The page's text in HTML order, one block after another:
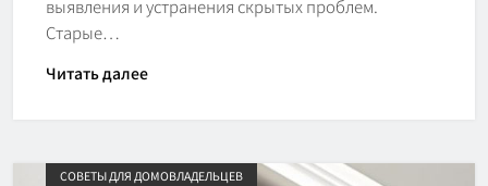
выявления и устранения скрытых проблем.
Старые…
Читать далее
СОВЕТЫ ДЛЯ ДОМОВЛАДЕЛЬЦЕВ